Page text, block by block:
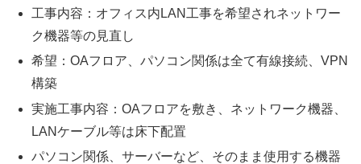
工事内容：オフィス内LAN工事を希望されネットワー
ク機器等の見直し
希望：OAフロア、パソコン関係は全て有線接続、VPN
構築
実施工事内容：OAフロアを敷き、ネットワーク機器、
LANケーブル等は床下配置
パソコン関係、サーバーなど、そのまま使用する機器